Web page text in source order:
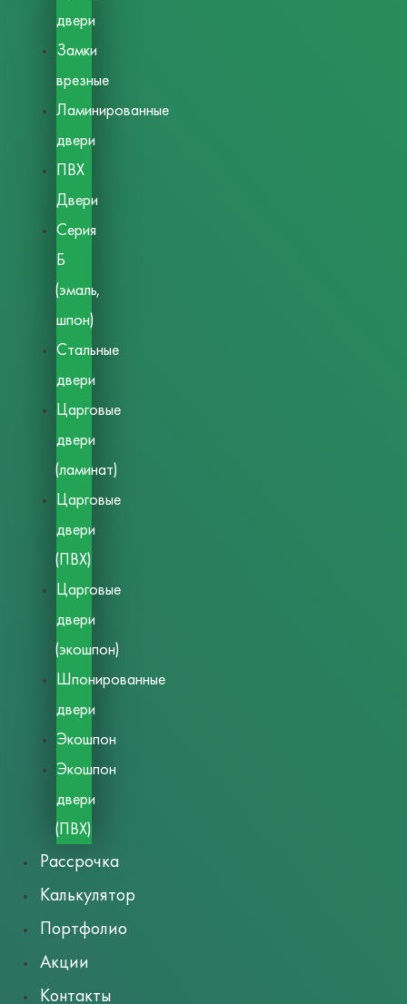
двери
Замки
врезные
Ламинированные
двери
ПВХ
Двери
Серия
Б
(эмаль,
шпон)
Стальные
двери
Царговые
двери
(ламинат)
Царговые
двери
(ПВХ)
Царговые
двери
(экошпон)
Шпонированные
двери
Экошпон
Экошпон
двери
(ПВХ)
Рассрочка
Калькулятор
Портфолио
Акции
Контакты